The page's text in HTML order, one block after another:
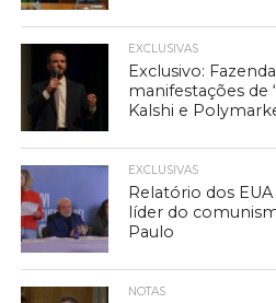
EXCLUSIVAS
Exclusivo:
manifestações de
Kalshi e
EXCLUSIVAS
Relatório dos
líder do
Paulo
NOTAS